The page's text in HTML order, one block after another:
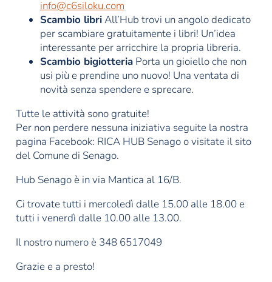
info@c6siloku.com
Scambio libriAll’Hub trovi un angolo dedicato
per scambiare gratuitamente i libri! Un’idea
interessante per arricchire la propria libreria.
Scambio bigiotteria Porta un gioiello che non
usi più e prendine uno nuovo! Una ventata di
novità senza spendere e sprecare.
Tutte le attività sono gratuite!
Per non perdere nessuna iniziativa seguite la nostra
pagina Facebook: RICA HUB Senago o visitate il sito
del Comune di Senago.
Hub Senago è in via Mantica al 16/B.
Ci trovate tutti i mercoledì dalle 15.00 alle 18.00 e
tutti i venerdì dalle 10.00 alle 13.00.
Il nostro numero è 348 6517049
Grazie e a presto!